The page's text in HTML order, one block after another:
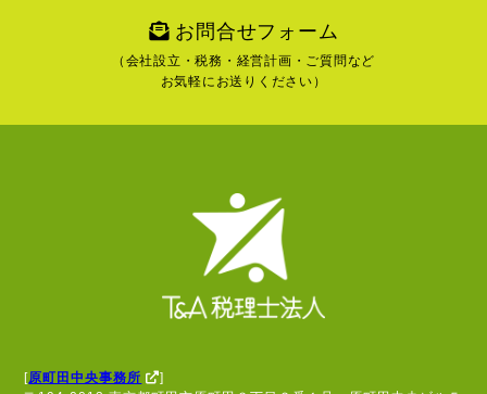
お問合せフォーム
（会社設立・税務・経営計画・ご質問など
お気軽にお送りください）
[原町田中央事務所
]